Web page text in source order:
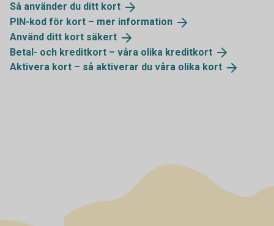
Så använder du ditt kort
PIN-kod för kort – mer information
Använd ditt kort säkert
Betal- och kreditkort – våra olika kreditkort
Aktivera kort – så aktiverar du våra olika kort